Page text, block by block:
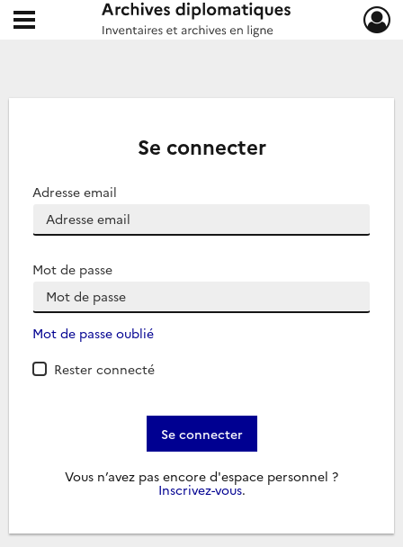
Archives diplomatiques
Ouvrir le menu déroulant
Se connecter
Adresse email
Mot de passe
Mot de passe oublié
Rester connecté
Se connecter
Vous n’avez pas encore d'espace personnel ?
Inscrivez-vous.